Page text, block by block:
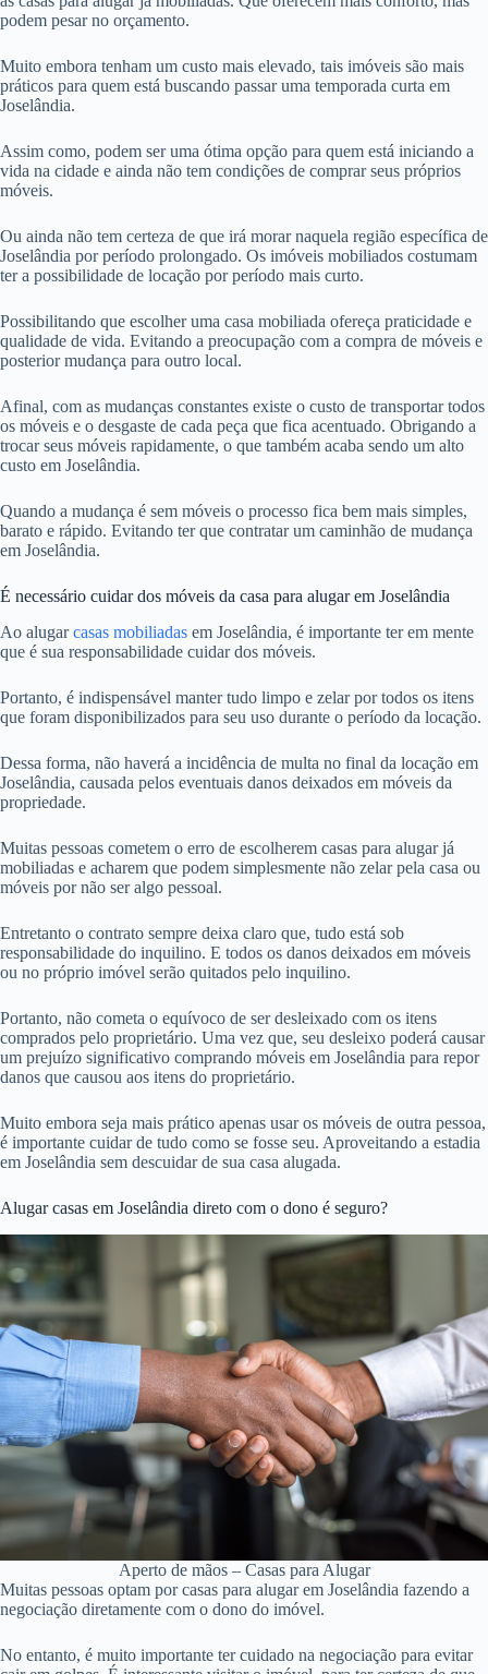
podem pesar no orçamento.
Muito embora tenham um custo mais elevado, tais imóveis são mais
práticos para quem está buscando passar uma temporada curta em
Joselândia.
Assim como, podem ser uma ótima opção para quem está iniciando a
vida na cidade e ainda não tem condições de comprar seus próprios
móveis.
Ou ainda não tem certeza de que irá morar naquela região específica de
Joselândia por período prolongado. Os imóveis mobiliados costumam
ter a possibilidade de locação por período mais curto.
Possibilitando que escolher uma casa mobiliada ofereça praticidade e
qualidade de vida. Evitando a preocupação com a compra de móveis e
posterior mudança para outro local.
Afinal, com as mudanças constantes existe o custo de transportar todos
os móveis e o desgaste de cada peça que fica acentuado. Obrigando a
trocar seus móveis rapidamente, o que também acaba sendo um alto
custo em Joselândia.
Quando a mudança é sem móveis o processo fica bem mais simples,
barato e rápido. Evitando ter que contratar um caminhão de mudança
em Joselândia.
É necessário cuidar dos móveis da casa para alugar em Joselândia
Ao alugarcasas mobiliadas em Joselândia, é importante ter em mente
que é sua responsabilidade cuidar dos móveis.
Portanto, é indispensável manter tudo limpo e zelar por todos os itens
que foram disponibilizados para seu uso durante o período da locação.
Dessa forma, não haverá a incidência de multa no final da locação em
Joselândia, causada pelos eventuais danos deixados em móveis da
propriedade.
Muitas pessoas cometem o erro de escolherem casas para alugar já
mobiliadas e acharem que podem simplesmente não zelar pela casa ou
móveis por não ser algo pessoal.
Entretanto o contrato sempre deixa claro que, tudo está sob
responsabilidade do inquilino. E todos os danos deixados em móveis
ou no próprio imóvel serão quitados pelo inquilino.
Portanto, não cometa o equívoco de ser desleixado com os itens
comprados pelo proprietário. Uma vez que, seu desleixo poderá causar
um prejuízo significativo comprando móveis em Joselândia para repor
danos que causou aos itens do proprietário.
Muito embora seja mais prático apenas usar os móveis de outra pessoa,
é importante cuidar de tudo como se fosse seu. Aproveitando a estadia
em Joselândia sem descuidar de sua casa alugada.
Alugar casas em Joselândia direto com o dono é seguro?
Aperto de mãos – Casas para Alugar
Muitas pessoas optam por casas para alugar em Joselândia fazendo a
negociação diretamente com o dono do imóvel.
No entanto, é muito importante ter cuidado na negociação para evitar